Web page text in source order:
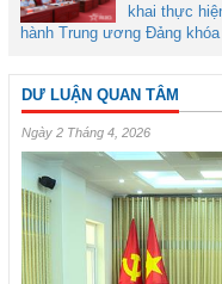
khai thực
hành Trung ương Đảng
DƯ LUẬN QUAN TÂM
Ngày 2 Tháng 4, 2026